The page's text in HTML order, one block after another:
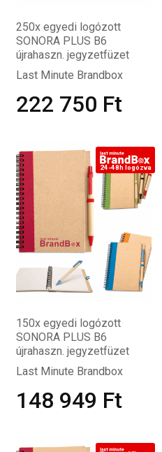
250x egyedi logózott
SONORA PLUS B6
újrahaszn. jegyzetfüzet
Last Minute Brandbox
222 750 Ft
24-48h logózva
150x egyedi logózott
SONORA PLUS B6
újrahaszn. jegyzetfüzet
Last Minute Brandbox
148 949 Ft